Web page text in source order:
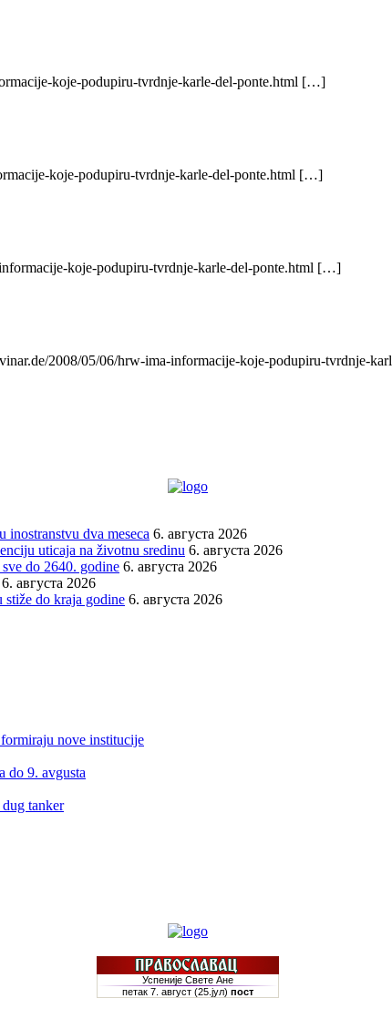
koje-podupiru-tvrdnje-karle-del-ponte.html […]
koje-podupiru-tvrdnje-karle-del-ponte.html […]
koje-podupiru-tvrdnje-karle-del-ponte.html […]
2008/05/06/hrw-ima-informacije-koje-podupiru-tvrdnje-
dva meseca 6. августа 2026
uticaja na životnu sredinu 6. августа 2026
do 2640. godine 6. августа 2026
6. августа 2026
do kraja godine 6. августа 2026
nove institucije
do 9. avgusta
tanker